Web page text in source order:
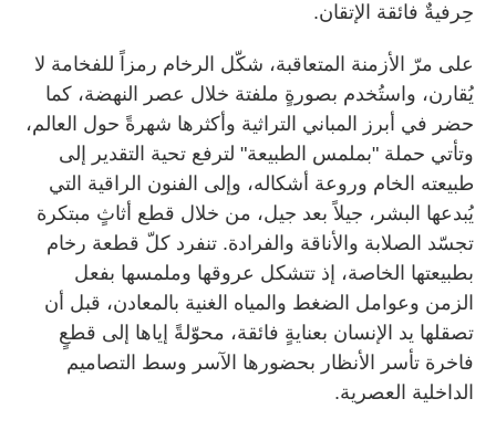
حِرفيةٌ فائقة الإتقان.
على مرّ الأزمنة المتعاقبة، شكّل الرخام رمزاً للفخامة لا
يُقارن، واستُخدم بصورةٍ ملفتة خلال عصر النهضة، كما
حضر في أبرز المباني التراثية وأكثرها شهرةً حول العالم،
وتأتي حملة "بملمس الطبيعة" لترفع تحية التقدير إلى
طبيعته الخام وروعة أشكاله، وإلى الفنون الراقية التي
يُبدعها البشر، جيلاً بعد جيل، من خلال قطع أثاثٍ مبتكرة
تجسّد الصلابة والأناقة والفرادة. تنفرد كلّ قطعة رخام
بطبيعتها الخاصة، إذ تتشكل عروقها وملمسها بفعل
الزمن وعوامل الضغط والمياه الغنية بالمعادن، قبل أن
تصقلها يد الإنسان بعنايةٍ فائقة، محوّلةً إياها إلى قطعٍ
فاخرة تأسر الأنظار بحضورها الآسر وسط التصاميم
الداخلية العصرية.